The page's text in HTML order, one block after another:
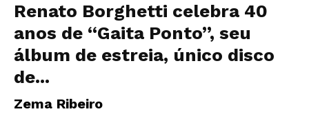
Renato Borghetti celebra 40
anos de “Gaita Ponto”, seu
álbum de estreia, único disco
de...
Zema Ribeiro